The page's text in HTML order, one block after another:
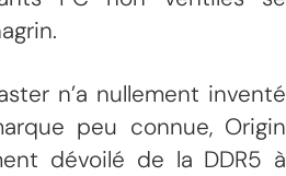
n’a nullement inventé
peu connue, Origin
dévoilé de la DDR5 à